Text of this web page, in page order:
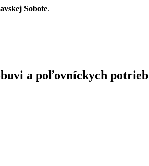
Sobote.
a poľovníckych potrieb